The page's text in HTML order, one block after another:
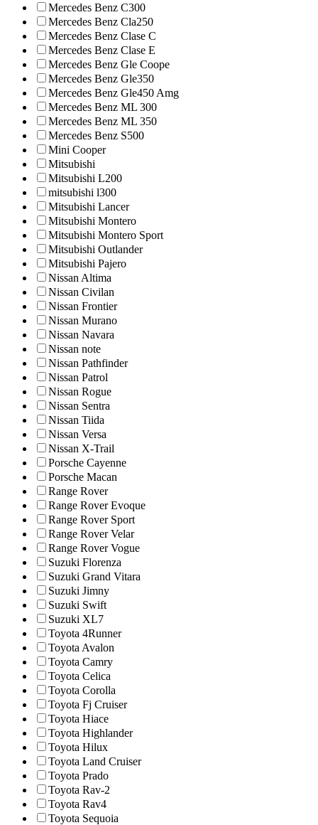
Mercedes Benz C300
Mercedes Benz Cla250
Mercedes Benz Clase C
Mercedes Benz Clase E
Mercedes Benz Gle Coope
Mercedes Benz Gle350
Mercedes Benz Gle450 Amg
Mercedes Benz ML 300
Mercedes Benz ML 350
Mercedes Benz S500
Mini Cooper
Mitsubishi
Mitsubishi L200
mitsubishi l300
Mitsubishi Lancer
Mitsubishi Montero
Mitsubishi Montero Sport
Mitsubishi Outlander
Mitsubishi Pajero
Nissan Altima
Nissan Civilan
Nissan Frontier
Nissan Murano
Nissan Navara
Nissan note
Nissan Pathfinder
Nissan Patrol
Nissan Rogue
Nissan Sentra
Nissan Tiida
Nissan Versa
Nissan X-Trail
Porsche Cayenne
Porsche Macan
Range Rover
Range Rover Evoque
Range Rover Sport
Range Rover Velar
Range Rover Vogue
Suzuki Florenza
Suzuki Grand Vitara
Suzuki Jimny
Suzuki Swift
Suzuki XL7
Toyota 4Runner
Toyota Avalon
Toyota Camry
Toyota Celica
Toyota Corolla
Toyota Fj Cruiser
Toyota Hiace
Toyota Highlander
Toyota Hilux
Toyota Land Cruiser
Toyota Prado
Toyota Rav-2
Toyota Rav4
Toyota Sequoia